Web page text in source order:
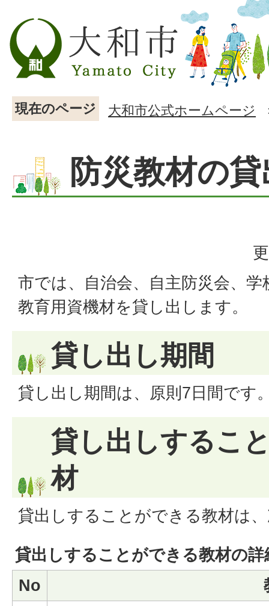
現在のページ 大和市公式ホームページ
防災教材の
市では、自治会、自主防災会、
教育用資機材を貸し出します。
貸し出し期間
貸し出し期間は、原則7日間です
貸し出しするこ
材
貸出しすることができる教材は
貸出しすることができる教材の詳
No